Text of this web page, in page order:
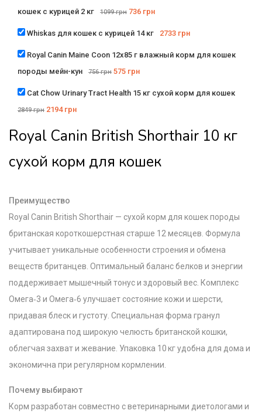
кошек с курицей 2 кг
1099грн 736 грн
Whiskas для кошек с курицей 14 кг 2733 грн
Royal Canin Maine Coon 12х85 г влажный корм для кошек
породы мейн-кун
756грн 575 грн
Cat Chow Urinary Tract Health 15 кг сухой корм для кошек
2849грн 2194 грн
Royal Canin British Shorthair 10 кг
сухой корм для кошек
Преимущество
Royal Canin British Shorthair — сухой корм для кошек породы
британская короткошерстная старше 12 месяцев. Формула
учитывает уникальные особенности строения и обмена
веществ британцев. Оптимальный баланс белков и энергии
поддерживает мышечный тонус и здоровый вес. Комплекс
Омега‑3 и Омега‑6 улучшает состояние кожи и шерсти,
придавая блеск и густоту. Специальная форма гранул
адаптирована под широкую челюсть британской кошки,
облегчая захват и жевание. Упаковка 10 кг удобна для дома и
экономична при регулярном кормлении.
Почему выбирают
Корм разработан совместно с ветеринарными диетологами и